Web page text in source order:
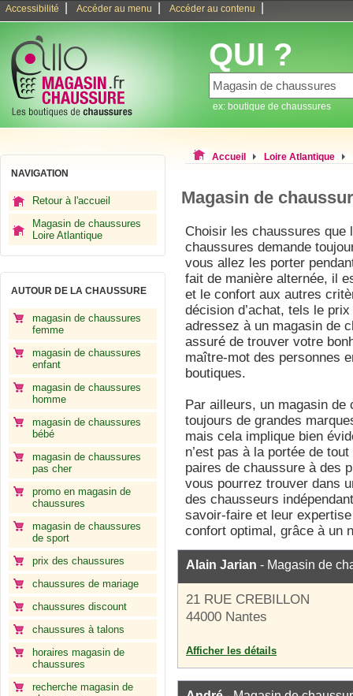
Accessibilité Accéder au menu Accéder au contenu
QUI ?
ex: boutique de chaussures
NAVIGATION
Retour à l'accueil
Magasin de chaussures
Loire Atlantique
AUTOUR DE LA CHAUSSURE
magasin de chaussures
femme
magasin de chaussures
enfant
magasin de chaussures
homme
magasin de chaussures
bébé
magasin de chaussures
pas cher
promo en magasin de
chaussures
magasin de chaussures
de sport
prix des chaussures
chaussures de mariage
chaussures discount
chaussures à talons
horaires magasin de
chaussures
recherche magasin de
Accueil Loire Atlantique
Magasin de
Choisir les chaussures que
chaussures demande
vous allez les porter
fait de manière alternée, il
et le confort aux autres
décision d’achat, tels le
adressez à un magasin de
assuré de trouver votre
maître-mot des personnes
boutiques.
Par ailleurs, un magasin
toujours de grandes
mais cela implique bien
n’est pas à la portée de
paires de chaussure à des
vous pourrez trouver dans
des chausseurs
savoir-faire et leur
confort optimal, grâce à un
Alain Jarian - Magasin de
21 RUE CREBILLON
44000 Nantes
Afficher les détails